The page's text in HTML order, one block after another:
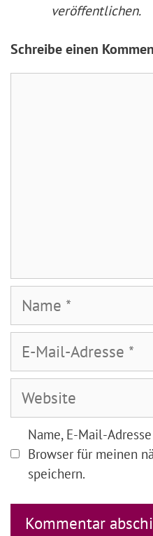
veröffentlichen.
Schreibe einen
Mail-
Adresse
Name, E-Mail-
Browser für meinen
speichern.